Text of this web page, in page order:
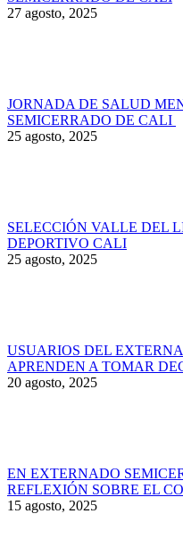
27 agosto, 2025
JORNADA DE SALUD
SEMICERRADO DE CALI
25 agosto, 2025
SELECCIÓN VALLE DEL
DEPORTIVO CALI
25 agosto, 2025
USUARIOS DEL
APRENDEN A TOMAR
20 agosto, 2025
EN EXTERNADO
REFLEXIÓN SOBRE EL
15 agosto, 2025